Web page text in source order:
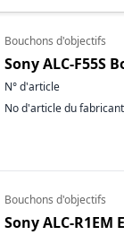
Bouchons d'objectifs
Sony ALC-F55S
N° d'article
No d'article du fabricant
Bouchons d'objectifs
Sony ALC-